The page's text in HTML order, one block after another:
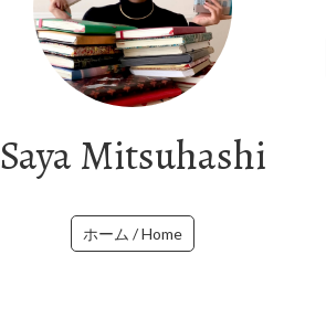
Saya Mitsuhashi
ホーム / Home